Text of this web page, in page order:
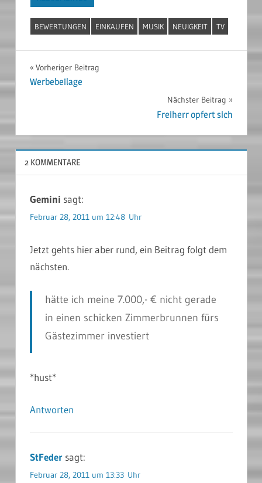
BEWERTUNGEN EINKAUFEN MUSIK NEUIGKEIT TV
Beitragsnavigation
Vorheriger Beitrag
Werbebeilage
Nächster Beitrag
Freiherr opfert sich
2 KOMMENTARE
Gemini sagt:
Februar 28, 2011 um 12:48 Uhr
Jetzt gehts hier aber rund, ein Beitrag folgt dem
nächsten.
hätte ich meine 7.000,- € nicht gerade
in einen schicken Zimmerbrunnen fürs
Gästezimmer investiert
*hust*
Antworten
StFeder sagt:
Februar 28, 2011 um 13:33 Uhr